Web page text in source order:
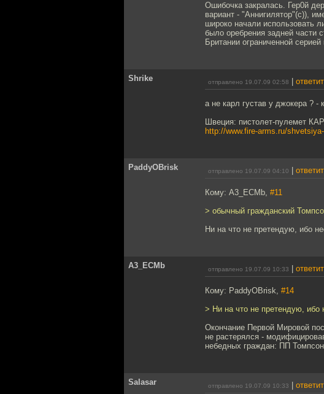
Ошибочка закралась. Гер0й
вариант - "Аннигилятор"(с)),
широко начали использовать
было оребрения задней части
Британии ограниченной
Shrike отправлено 19.07.09 02:58
а не карл густав у джокера ? -
Швеция: пистoлет-пулемет
http://www.fire-arms.ru/
PaddyOBrisk отправлено 19.07.09 04:10
Кому: A3_ECMb, #11
> обычный гражданский
Ни на что не претендую, ибо
A3_ECMb отправлено 19.07.09 10:33
Кому: PaddyOBrisk, #14
> Ни на что не претендую, ибо
Окончание Первой Мировой
не растерялся -
небедных граждан: ПП Томпсон
Salasar отправлено 19.07.09 10:33